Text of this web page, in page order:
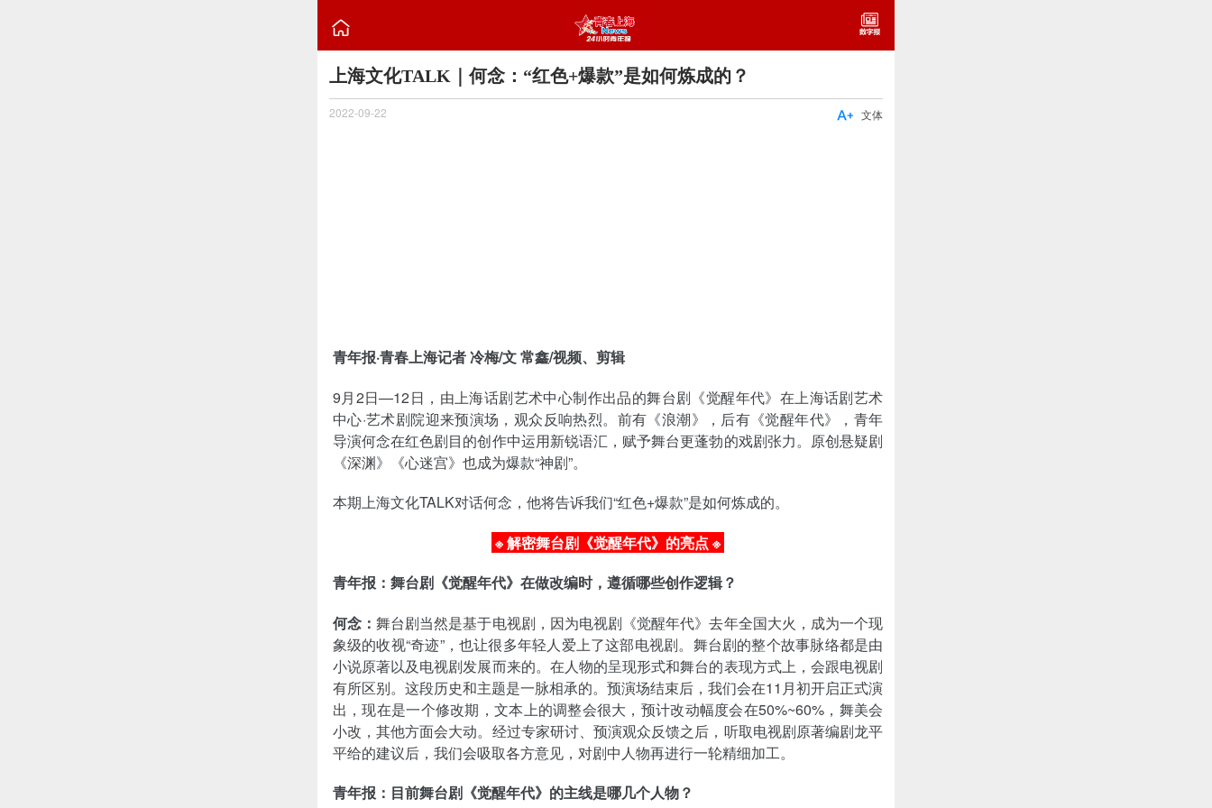

上海文化TALK｜何念：“红色+爆款”是如何炼成的？
2022-09-22 文体

青年报·青春上海记者 冷梅/文 常鑫/视频、剪辑
9月2日—12日，由上海话剧艺术中心制作出品的舞台剧《觉醒年代》在上海话剧艺术
中心·艺术剧院迎来预演场，观众反响热烈。前有《浪潮》，后有《觉醒年代》，青年
导演何念在红色剧目的创作中运用新锐语汇，赋予舞台更蓬勃的戏剧张力。原创悬疑剧
《深渊》《心迷宫》也成为爆款“神剧”。
本期上海文化TALK对话何念，他将告诉我们“红色+爆款”是如何炼成的。
※解密舞台剧《觉醒年代》的亮点 ※
青年报：舞台剧《觉醒年代》在做改编时，遵循哪些创作逻辑？
何念： 舞台剧当然是基于电视剧，因为电视剧《觉醒年代》去年全国大火，成为一个现
象级的收视“奇迹”，也让很多年轻人爱上了这部电视剧。舞台剧的整个故事脉络都是由
小说原著以及电视剧发展而来的。在人物的呈现形式和舞台的表现方式上，会跟电视剧
有所区别。这段历史和主题是一脉相承的。预演场结束后，我们会在11月初开启正式演
出，现在是一个修改期，文本上的调整会很大，预计改动幅度会在50%~60%，舞美会
小改，其他方面会大动。经过专家研讨、预演观众反馈之后，听取电视剧原著编剧龙平
平给的建议后，我们会吸取各方意见，对剧中人物再进行一轮精细加工。
青年报：目前舞台剧《觉醒年代》的主线是哪几个人物？